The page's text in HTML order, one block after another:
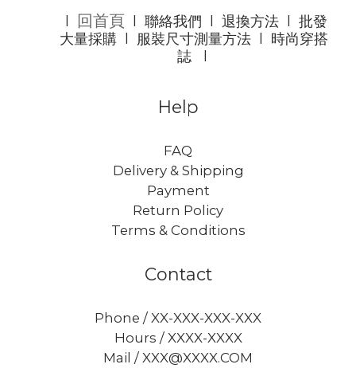
回首頁 聯絡我們 退換方法l 批發
大量採購
服裝尺寸測量方法
時尚穿搭
誌l
Help
FAQ
Delivery & Shipping
Payment
Return Policy
Terms & Conditions
Contact
Phone / XX-XXX-XXX-XXX
Hours / XXXX-XXXX
Mail / XXX@XXXX.COM